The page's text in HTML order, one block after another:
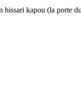
kapou (la porte